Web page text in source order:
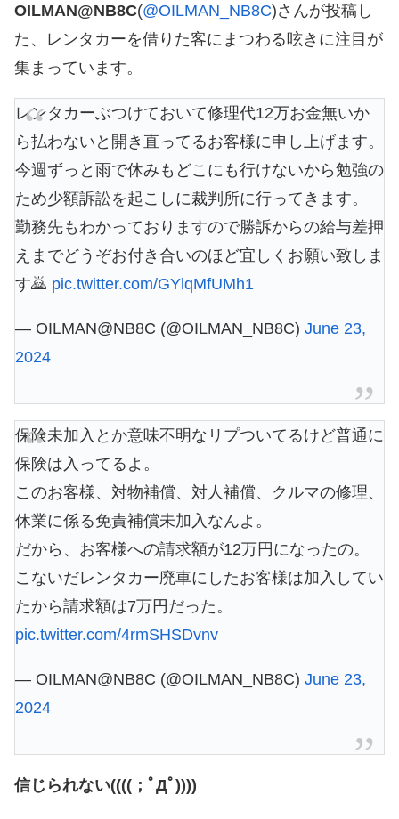
OILMAN@NB8C(@OILMAN_NB8C)さんが投稿し
た、レンタカーを借りた客にまつわる呟きに注目が
集まっています。
レンタカーぶつけておいて修理代12万お金無いか
ら払わないと開き直ってるお客様に申し上げます。
今週ずっと雨で休みもどこにも行けないから勉強の
ため少額訴訟を起こしに裁判所に行ってきます。
勤務先もわかっておりますので勝訴からの給与差押
えまでどうぞお付き合いのほど宜しくお願い致しま
す🙇 pic.twitter.com/GYlqMfUMh1
— OILMAN@NB8C (@OILMAN_NB8C) June 23,
2024
保険未加入とか意味不明なリプついてるけど普通に
保険は入ってるよ。
このお客様、対物補償、対人補償、クルマの修理、
休業に係る免責補償未加入なんよ。
だから、お客様への請求額が12万円になったの。
こないだレンタカー廃車にしたお客様は加入してい
たから請求額は7万円だった。
pic.twitter.com/4rmSHSDvnv
— OILMAN@NB8C (@OILMAN_NB8C) June 23,
2024
信じられない((((；ﾟДﾟ))))